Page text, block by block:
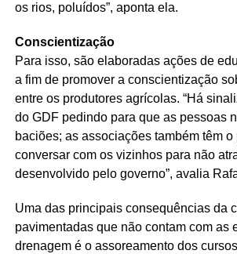
os rios, poluídos”, aponta ela.
Conscientização
Para isso, são elaboradas ações de
a fim de promover a conscientização
entre os produtores agrícolas. “Há
do GDF pedindo para que as pessoas
baciões; as associações também têm o
conversar com os vizinhos para não
desenvolvido pelo governo”, avalia
Uma das principais consequências da
pavimentadas que não contam com as
drenagem é o assoreamento dos